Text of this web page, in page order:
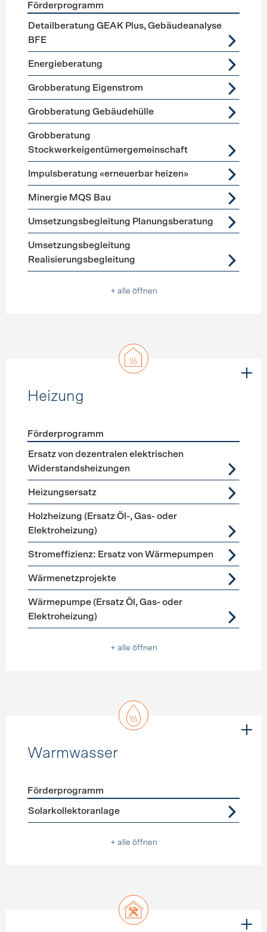
Förderprogramme Beratung
Förderprogramm
Detailberatung GEAK Plus, Gebäudeanalyse
BFE
Energieberatung
Grobberatung Eigenstrom
Grobberatung Gebäudehülle
Grobberatung
Stockwerkeigentümergemeinschaft
Impulsberatung «erneuerbar heizen»
Minergie MQS Bau
Umsetzungsbegleitung Planungsberatung
Umsetzungsbegleitung
Realisierungsbegleitung
+ alle öffnen
Heizung
Förderprogramme Heizung
Förderprogramm
Ersatz von dezentralen elektrischen
Widerstandsheizungen
Heizungsersatz
Holzheizung (Ersatz Öl-, Gas- oder
Elektroheizung)
Stromeffizienz: Ersatz von Wärmepumpen
Wärmenetzprojekte
Wärmepumpe (Ersatz Öl, Gas- oder
Elektroheizung)
+ alle öffnen
Warmwasser
Förderprogramme
Förderprogramm
Solarkollektoranlage
+ alle öffnen